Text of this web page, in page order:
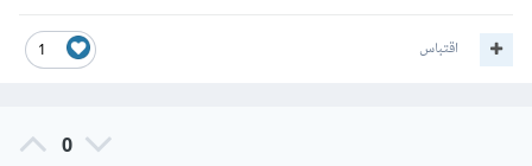
1 اقتباس
0